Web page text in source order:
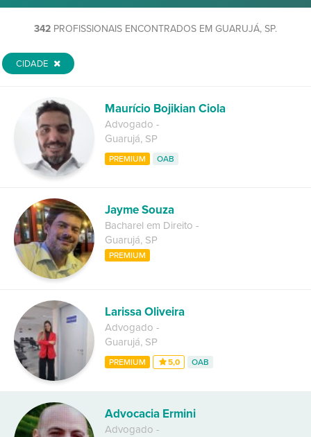
342 PROFISSIONAIS ENCONTRADOS EM GUARUJÁ, SP.
CIDADE
Maurício Bojikian Ciola
Advogado -
Guarujá, SP
PREMIUM OAB
Jayme Souza
Bacharel em Direito -
Guarujá, SP
PREMIUM
Larissa Oliveira
Advogado -
Guarujá, SP
PREMIUM 5,0 OAB
Advocacia Ermini
Advogado -